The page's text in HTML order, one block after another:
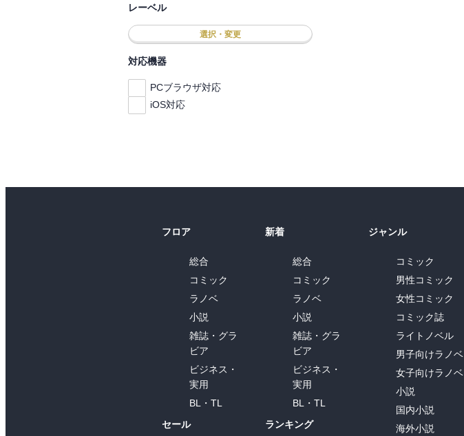
レーベル
選択・変更
対応機器
PCブラウザ対応
iOS対応
フロア
総合
コミック
ラノベ
小説
雑誌・グラ
ビア
ビジネス・
実用
BL・TL
セール
新着
総合
コミック
ラノベ
小説
雑誌・グラ
ビア
ビジネス・
実用
BL・TL
ランキング
ジャンル
コミック
男性コミック
女性コミック
コミック誌
ライトノベル
男子向けラノベ
女子向けラノベ
小説
国内小説
海外小説